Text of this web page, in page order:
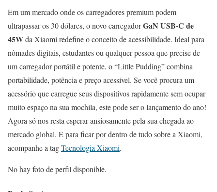
Em um mercado onde os carregadores premium podem
ultrapassar os 30 dólares, o novo carregadorGaN USB-C de
45Wda Xiaomi redefine o conceito de acessibilidade. Ideal para
nômades digitais, estudantes ou qualquer pessoa que precise de
um carregador portátil e potente, o “Little Pudding” combina
portabilidade, potência e preço acessível. Se você procura um
acessório que carregue seus dispositivos rapidamente sem ocupar
muito espaço na sua mochila, este pode ser o lançamento do ano!
Agora só nos resta esperar ansiosamente pela sua chegada ao
mercado global. E para ficar por dentro de tudo sobre a Xiaomi,
acompanhe a tagTecnologia Xiaomi.
No hay foto de perfil disponible.